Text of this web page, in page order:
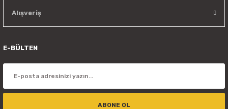
Alışveriş
E-BÜLTEN
ABONE OL